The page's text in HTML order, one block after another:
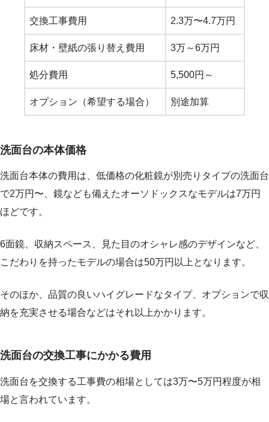
交換工事費用 2.3万〜4.7万円
床材・壁紙の張り替え費用 3万～6万円
処分費用 5,500円～
オプション（希望する場合） 別途加算
洗面台の本体価格
洗面台本体の費用は、低価格の化粧鏡が別売りタイプの洗面台
で2万円〜、鏡なども備えたオーソドックスなモデルは7万円
ほどです。
6面鏡、収納スペース、見た目のオシャレ感のデザインなど、
こだわりを持ったモデルの場合は50万円以上となります。
そのほか、品質の良いハイグレードなタイプ、オプションで収
納を充実させる場合などはそれ以上かかります。
洗面台の交換工事にかかる費用
洗面台を交換する工事費の相場としては3万〜5万円程度が相
場と言われています。